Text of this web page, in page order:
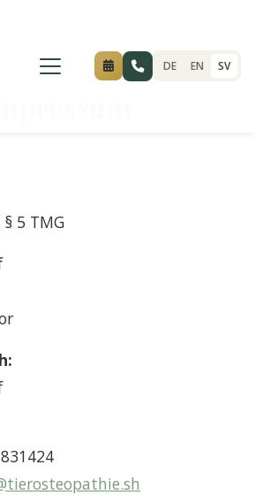
DE EN SV
5 TMG